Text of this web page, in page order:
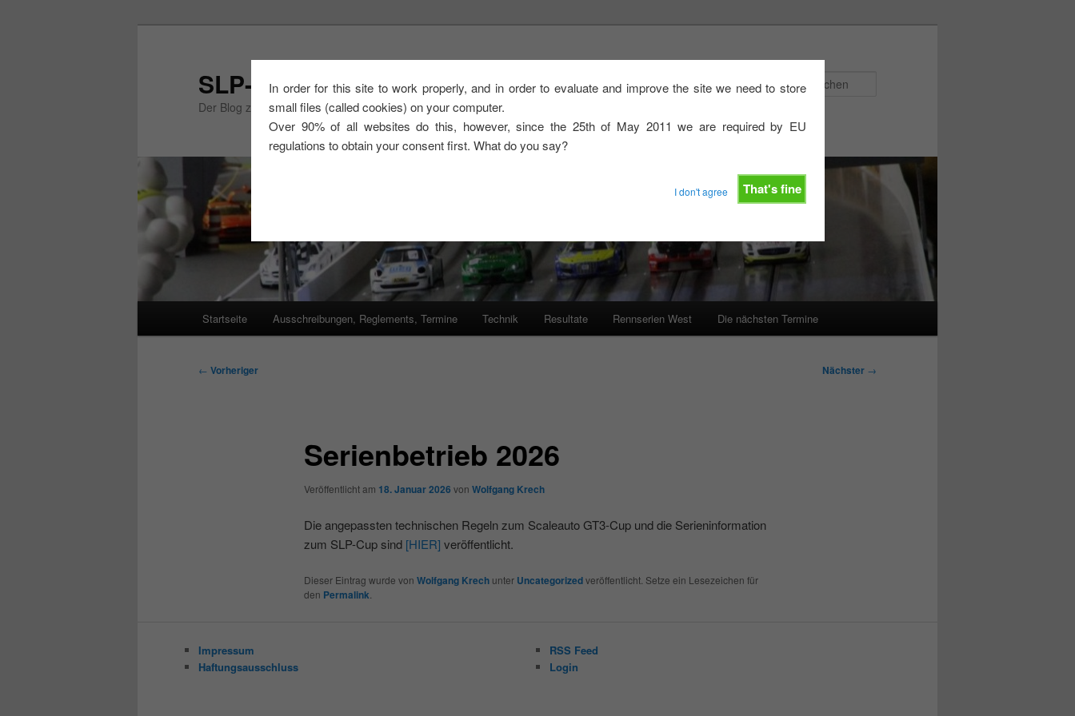
In order for this site to work properly, and in order to evaluate and improve the site we need to store
small files (called cookies) on your computer.
Over 90% of all websites do this, however, since the 25th of May 2011 we are required by EU
regulations to obtain your consent first. What do you say?
That's fine
I don't agree
SLP-Cup Mitte, GT3-Slotsport
Der Blog zum SLP-Cup Mitte und zur GT3-Slotsport Serie im Südwesten
Startseite Ausschreibungen, Reglements, Termine Technik Resultate Rennserien West Die nächsten Termine
Beitragsnavigation
← Vorheriger Nächster →
Serienbetrieb 2026
Veröffentlicht am 18. Januar 2026 von Wolfgang Krech
Die angepassten technischen Regeln zum Scaleauto GT3-Cup und die Serieninformation
zum SLP-Cup sind [HIER] veröffentlicht.
Dieser Eintrag wurde von Wolfgang Krechunter Uncategorizedveröffentlicht. Setze ein Lesezeichen für
den Permalink.
Impressum
Haftungsausschluss
RSS Feed
Login